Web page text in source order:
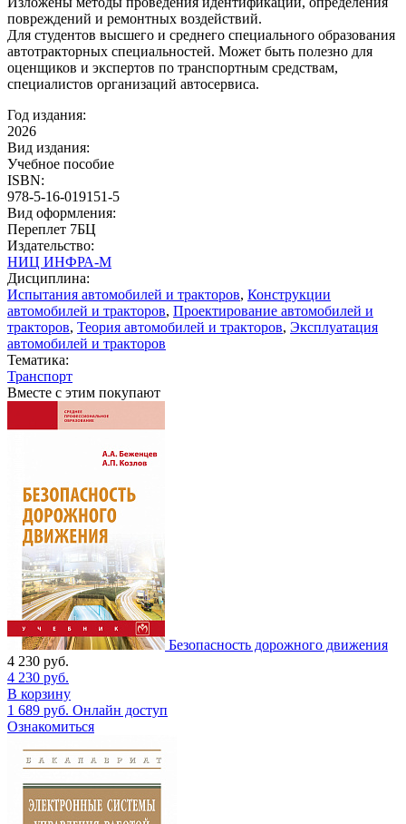
повреждений и ремонтных воздействий.
Для студентов высшего и среднего специального образования
автотракторных специальностей. Может быть полезно для
оценщиков и экспертов по транспортным средствам,
специалистов организаций автосервиса.
Год издания:
2026
Вид издания:
Учебное пособие
ISBN:
978-5-16-019151-5
Вид оформления:
Переплет 7БЦ
Издательство:
НИЦ ИНФРА-М
Дисциплина:
Испытания автомобилей и тракторов, Конструкции
автомобилей и тракторов, Проектирование автомобилей и
тракторов, Теория автомобилей и тракторов, Эксплуатация
автомобилей и тракторов
Тематика:
Транспорт
Вместе с этим покупают
Безопасность дорожного движения
4 230 руб.
4 230 руб.
В корзину
1 689 руб. Онлайн доступ
Ознакомиться